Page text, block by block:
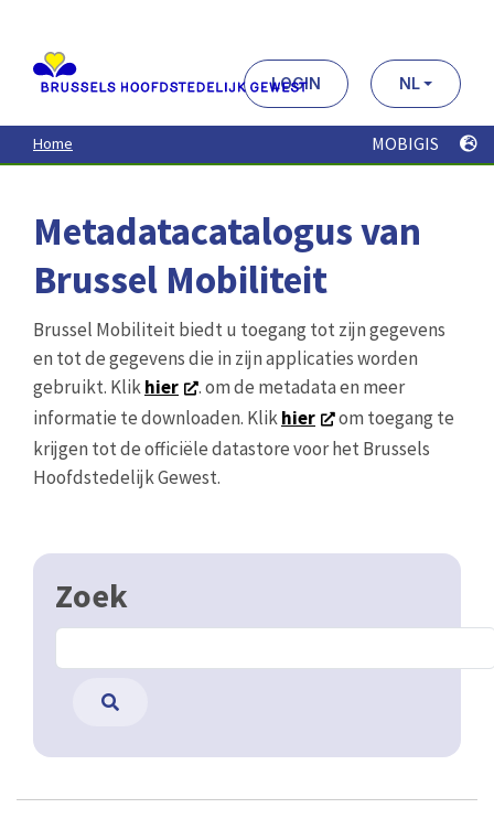
contenu
principal
LOGIN NL
Home MOBIGIS
Metadatacatalogus van
Brussel Mobiliteit
Brussel Mobiliteit biedt u toegang tot zijn gegevens
en tot de gegevens die in zijn applicaties worden
gebruikt. Klikhier
. om de metadata en meer
informatie te downloaden. Klikhier
om toegang te
krijgen tot de officiële datastore voor het Brussels
Hoofdstedelijk Gewest.
Zoek